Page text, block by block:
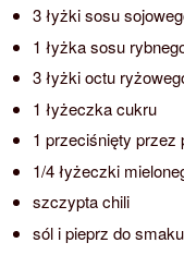
3 łyżki sosu
1 łyżka sosu
3 łyżki octu
1 łyżeczka cukru
1 przeciśnięty
1/4 łyżeczki
szczypta chili
sól i pieprz do smaku